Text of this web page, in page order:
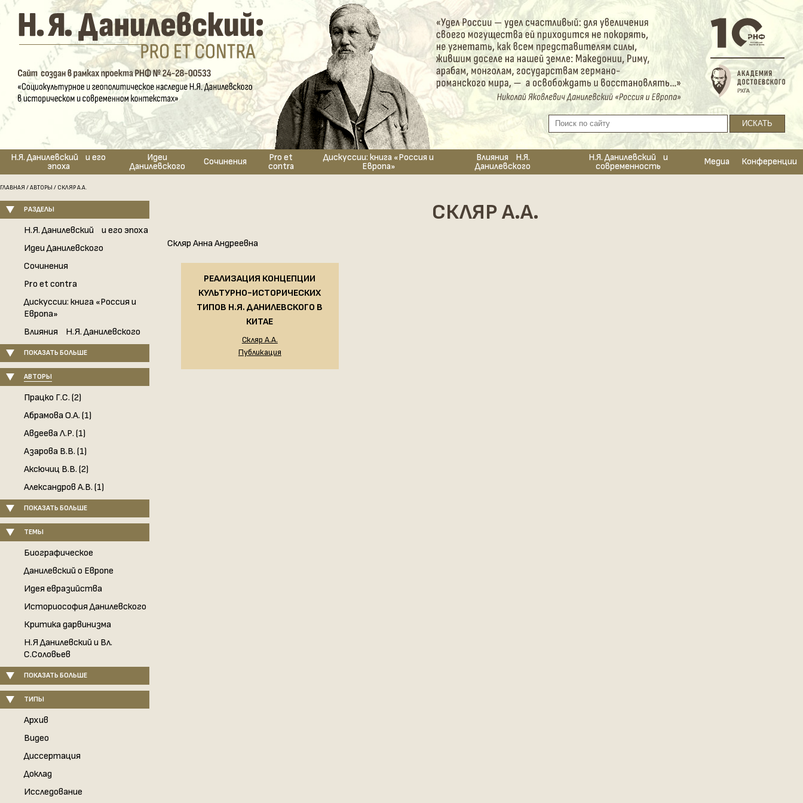
Н.Я. Данилевский и его
эпоха
Идеи
Данилевского Сочинения Pro et
contra
Дискуссии: книга «Россия и
Европа»
Влияния Н.Я.
Данилевского
Н.Я. Данилевский и
современность Медиа Конференции
ГЛАВНАЯ /АВТОРЫ / СКЛЯР А.А.
РАЗДЕЛЫ
Н.Я. Данилевский и его эпоха
Идеи Данилевского
Сочинения
Pro et contra
Дискуссии: книга «Россия и
Европа»
Влияния Н.Я. Данилевского
ПОКАЗАТЬ БОЛЬШЕ
АВТОРЫ
Працко Г.С. (2)
Абрамова О.А. (1)
Авдеева Л.Р. (1)
Азарова В.В. (1)
Аксючиц В.В. (2)
Александров А.В. (1)
ПОКАЗАТЬ БОЛЬШЕ
ТЕМЫ
Биографическое
Данилевский о Европе
Идея евразийства
Историософия Данилевского
Критика дарвинизма
Н.Я Данилевский и Вл.
С.Соловьев
ПОКАЗАТЬ БОЛЬШЕ
ТИПЫ
Архив
Видео
Диссертация
Доклад
Исследование
СКЛЯР А.А.
Скляр Анна Андреевна
РЕАЛИЗАЦИЯ КОНЦЕПЦИИ
КУЛЬТУРНО-ИСТОРИЧЕСКИХ
ТИПОВ Н.Я. ДАНИЛЕВСКОГО В
КИТАЕ
Скляр А.А.
Публикация